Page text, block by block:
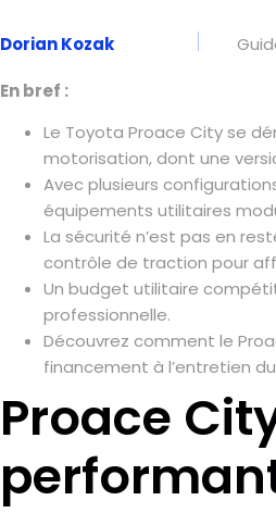
Dorian Kozak
En bref :
Le Toyota Proace City se
motorisation, dont une
Avec plusieurs
équipements utilitaires
La sécurité n’est pas en
contrôle de traction pour
Un budget utilitaire
professionnelle.
Découvrez comment le
financement à l’entretien
Proace